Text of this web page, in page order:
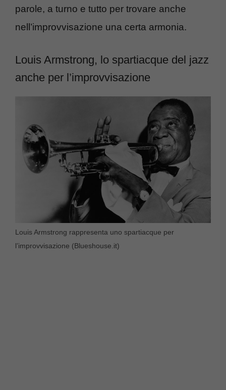
parole, a turno e tutto per trovare anche
nell’improvvisazione una certa armonia.
Louis Armstrong, lo spartiacque del jazz
anche per l’improvvisazione
Louis Armstrong rappresenta uno spartiacque per
l’improvvisazione (Blueshouse.it)